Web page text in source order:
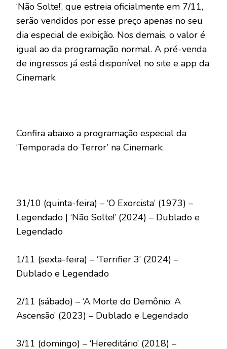
‘Não Solte!’, que estreia oficialmente em 7/11,
serão vendidos por esse preço apenas no seu
dia especial de exibição. Nos demais, o valor é
igual ao da programação normal. A pré-venda
de ingressos já está disponível no site e app da
Cinemark.
Confira abaixo a programação especial da
‘Temporada do Terror’ na Cinemark:
31/10 (quinta-feira) – ‘O Exorcista’ (1973) –
Legendado | ‘Não Solte!’ (2024) – Dublado e
Legendado
1/11 (sexta-feira) – ‘Terrifier 3’ (2024) –
Dublado e Legendado
2/11 (sábado) – ‘A Morte do Demônio: A
Ascensão’ (2023) – Dublado e Legendado
3/11 (domingo) – ‘Hereditário’ (2018) –